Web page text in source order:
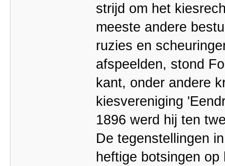
strijd om het
meeste andere
ruzies en
afspeelden, stond
kant, onder andere
kiesvereniging
1896 werd hij ten
De tegenstellingen
heftige botsingen